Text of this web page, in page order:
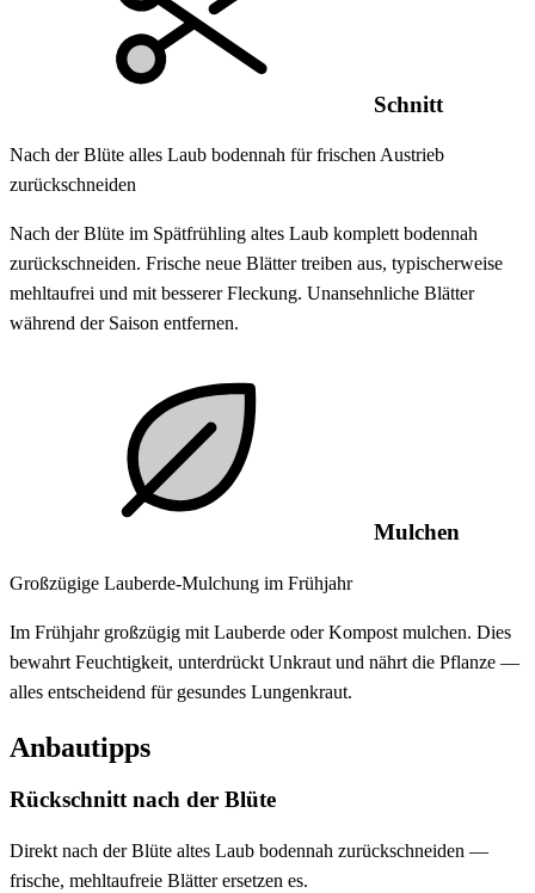
Schnitt
Nach der Blüte alles Laub bodennah für frischen Austrieb
zurückschneiden
Nach der Blüte im Spätfrühling altes Laub komplett bodennah
zurückschneiden. Frische neue Blätter treiben aus, typischerweise
mehltaufrei und mit besserer Fleckung. Unansehnliche Blätter
während der Saison entfernen.
Mulchen
Großzügige Lauberde-Mulchung im Frühjahr
Im Frühjahr großzügig mit Lauberde oder Kompost mulchen. Dies
bewahrt Feuchtigkeit, unterdrückt Unkraut und nährt die Pflanze —
alles entscheidend für gesundes Lungenkraut.
Anbautipps
Rückschnitt nach der Blüte
Direkt nach der Blüte altes Laub bodennah zurückschneiden —
frische, mehltaufreie Blätter ersetzen es.